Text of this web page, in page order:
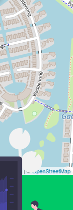
| © OpenStreetMap